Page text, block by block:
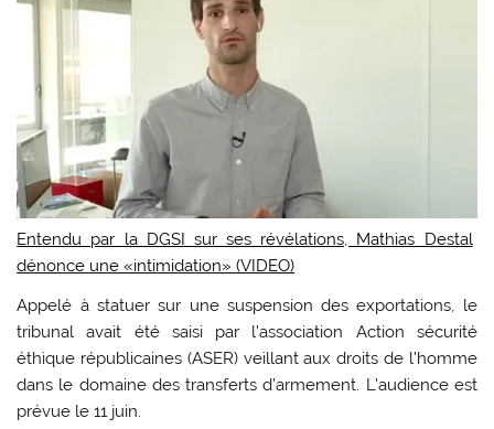
Entendu par la DGSI sur ses révélations, Mathias Destal
dénonce une «intimidation» (VIDEO)
Appelé à statuer sur une suspension des exportations, le
tribunal avait été saisi par l’association Action sécurité
éthique républicaines (ASER) veillant aux droits de l’homme
dans le domaine des transferts d’armement. L’audience est
prévue le 11 juin.